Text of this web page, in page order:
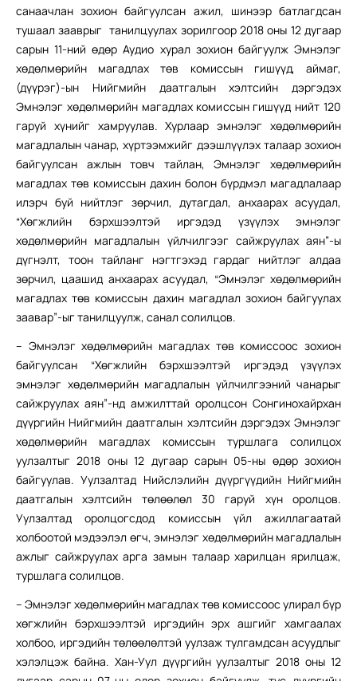
санаачлан зохион байгуулсан ажил, шинээр батлагдсан
тушаал зааврыг танилцуулах зорилгоор 2018 оны 12 дугаар
сарын 11-ний өдөр Аудио хурал зохион байгуулж Эмнэлэг
хөдөлмөрийн магадлах төв комиссын гишүүд, аймаг,
(дүүрэг)-ын Нийгмийн даатгалын хэлтсийн дэргэдэх
Эмнэлэг хөдөлмөрийн магадлах комиссын гишүүд нийт 120
гаруй хүнийг хамруулав. Хурлаар эмнэлэг хөдөлмөрийн
магадлалын чанар, хүртээмжийг дээшлүүлэх талаар зохион
байгуулсан ажлын товч тайлан, Эмнэлэг хөдөлмөрийн
магадлах төв комиссын дахин болон бүрдмэл магадлалаар
илэрч буй нийтлэг зөрчил, дутагдал, анхаарах асуудал,
“Хөгжлийн бэрхшээлтэй иргэдэд үзүүлэх эмнэлэг
хөдөлмөрийн магадлалын үйлчилгээг сайжруулах аян”-ы
дүгнэлт, тоон тайланг нэгтгэхэд гардаг нийтлэг алдаа
зөрчил, цаашид анхаарах асуудал, “Эмнэлэг хөдөлмөрийн
магадлах төв комиссын дахин магадлал зохион байгуулах
заавар”-ыг танилцуулж, санал солилцов.
– Эмнэлэг хөдөлмөрийн магадлах төв комиссоос зохион
байгуулсан “Хөгжлийн бэрхшээлтэй иргэдэд үзүүлэх
эмнэлэг хөдөлмөрийн магадлалын үйлчилгээний чанарыг
сайжруулах аян”-нд амжилттай оролцсон Сонгинохайрхан
дүүргийн Нийгмийн даатгалын хэлтсийн дэргэдэх Эмнэлэг
хөдөлмөрийн магадлах комиссын туршлага солилцох
уулзалтыг 2018 оны 12 дугаар сарын 05-ны өдөр зохион
байгуулав. Уулзалтад Нийслэлийн дүүргүүдийн Нийгмийн
даатгалын хэлтсийн төлөөлөл 30 гаруй хүн оролцов.
Уулзалтад оролцогсдод комиссын үйл ажиллагаатай
холбоотой мэдээлэл өгч, эмнэлэг хөдөлмөрийн магадлалын
ажлыг сайжруулах арга замын талаар харилцан ярилцаж,
туршлага солилцов.
– Эмнэлэг хөдөлмөрийн магадлах төв комиссоос улирал бүр
хөгжлийн бэрхшээлтэй иргэдийн эрх ашгийг хамгаалах
холбоо, иргэдийн төлөөлөлтэй уулзаж тулгамдсан асуудлыг
хэлэлцэж байна. Хан-Уул дүүргийн уулзалтыг 2018 оны 12